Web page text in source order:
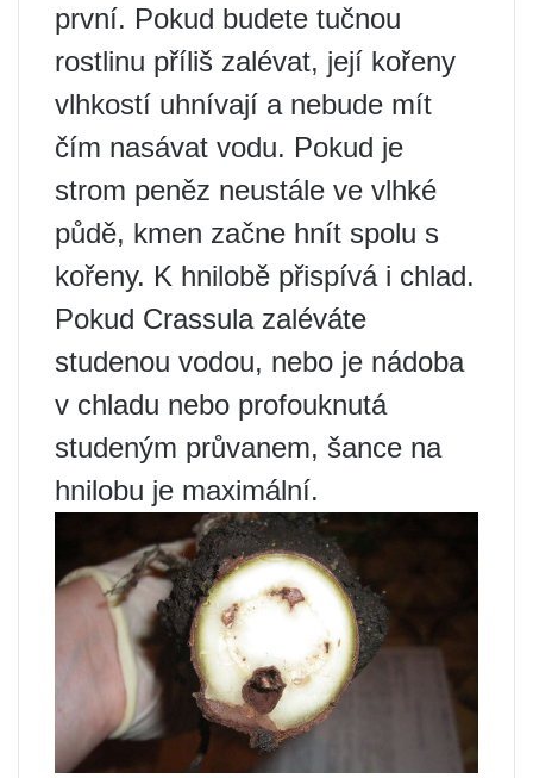
první. Pokud budete tučnou
rostlinu příliš zalévat, její kořeny
vlhkostí uhnívají a nebude mít
čím nasávat vodu. Pokud je
strom peněz neustále ve vlhké
půdě, kmen začne hnít spolu s
kořeny. K hnilobě přispívá i chlad.
Pokud Crassula zaléváte
studenou vodou, nebo je nádoba
v chladu nebo profouknutá
studeným průvanem, šance na
hnilobu je maximální.